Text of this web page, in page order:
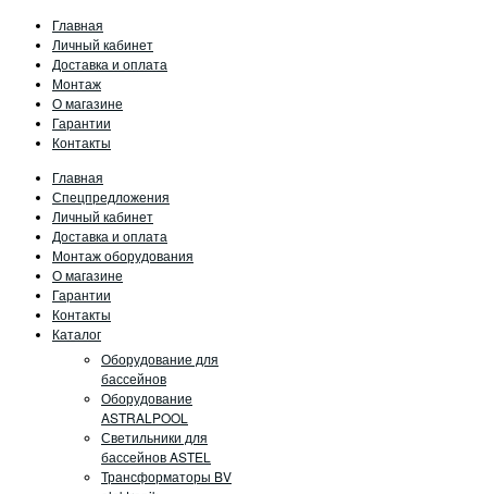
Главная
Личный кабинет
Доставка и оплата
Монтаж
О магазине
Гарантии
Контакты
Главная
Спецпредложения
Личный кабинет
Доставка и оплата
Монтаж оборудования
О магазине
Гарантии
Контакты
Каталог
Оборудование для
бассейнов
Оборудование
ASTRALPOOL
Светильники для
бассейнов ASTEL
Трансформаторы BV